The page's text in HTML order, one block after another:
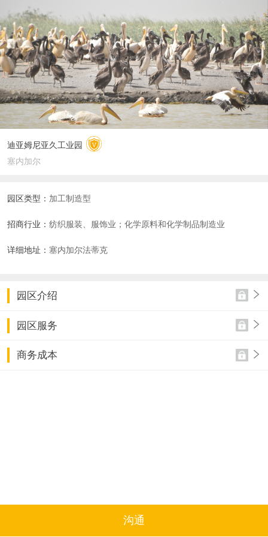
迪亚姆尼亚久工业园
塞内加尔
园区类型： 加工制造型
招商行业： 纺织服装、服饰业；化学原料和化学制品制造业
详细地址： 塞内加尔法蒂克
园区介绍
园区服务
商务成本
沟通